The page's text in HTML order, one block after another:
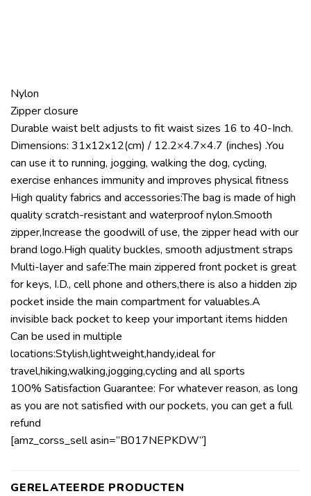
Nylon
Zipper closure
Durable waist belt adjusts to fit waist sizes 16 to 40-Inch.
Dimensions: 31x12x12(cm) / 12.2×4.7×4.7 (inches) .You
can use it to running, jogging, walking the dog, cycling,
exercise enhances immunity and improves physical fitness
High quality fabrics and accessories:The bag is made of high
quality scratch-resistant and waterproof nylon.Smooth
zipper,Increase the goodwill of use, the zipper head with our
brand logo.High quality buckles, smooth adjustment straps
Multi-layer and safe:The main zippered front pocket is great
for keys, I.D., cell phone and others,there is also a hidden zip
pocket inside the main compartment for valuables.A
invisible back pocket to keep your important items hidden
Can be used in multiple
locations:Stylish,lightweight,handy,ideal for
travel,hiking,walking,jogging,cycling and all sports
100% Satisfaction Guarantee: For whatever reason, as long
as you are not satisfied with our pockets, you can get a full
refund
[amz_corss_sell asin=”B017NEPKDW”]
GERELATEERDE PRODUCTEN